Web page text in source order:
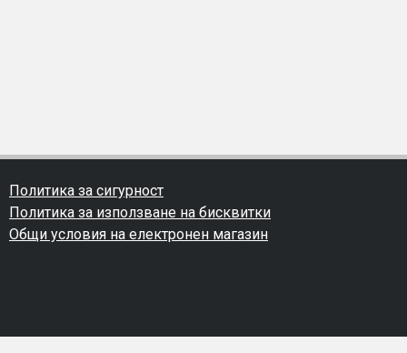
Политика за сигурност
Политика за използване на бисквитки
Общи условия на електронен магазин